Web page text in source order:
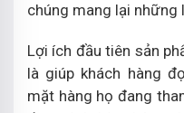
chúng mang lại
Lợi ích đầu tiên sản
là giúp khách hàng
mặt hàng họ đang